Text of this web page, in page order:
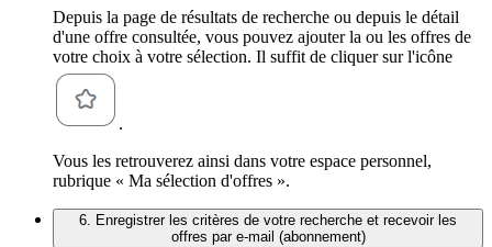
Depuis la page de résultats de recherche ou depuis le détail
d'une offre consultée, vous pouvez ajouter la ou les offres de
votre choix à votre sélection. Il suffit de cliquer sur l'icône
.
Vous les retrouverez ainsi dans votre espace personnel,
rubrique « Ma sélection d'offres ».
6. Enregistrer les critères de votre recherche et recevoir les
offres par e-mail (abonnement)